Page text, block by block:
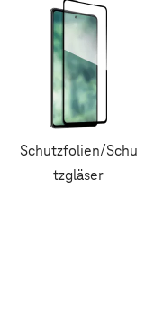
Schutzfolien/Schu
tzgläser